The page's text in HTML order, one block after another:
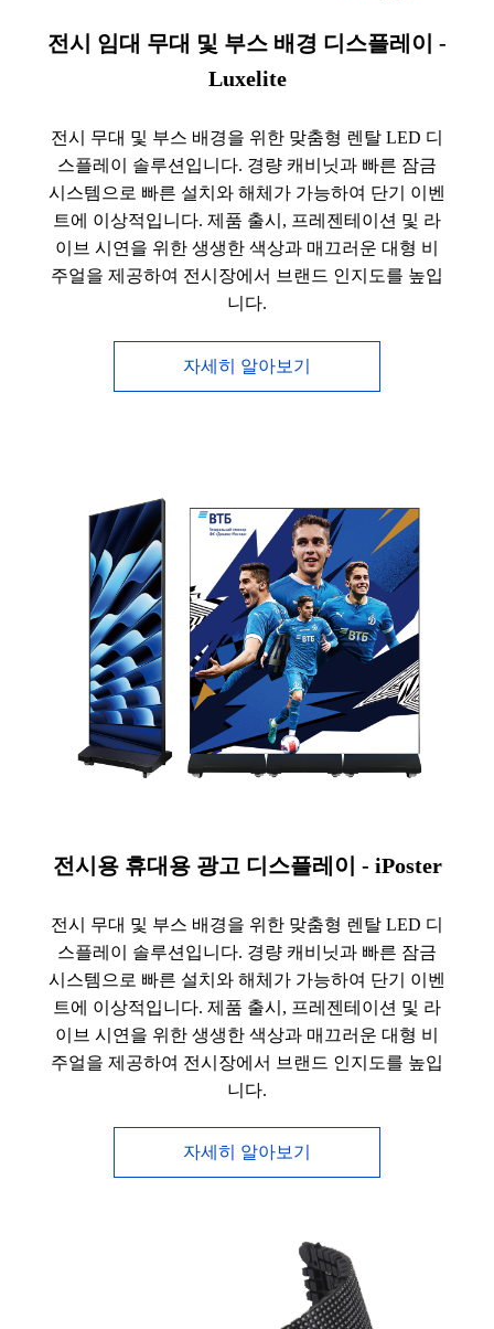
전시 임대 무대 및 부스 배경 디스플레이 -
Luxelite
전시 무대 및 부스 배경을 위한 맞춤형 렌탈 LED 디
스플레이 솔루션입니다. 경량 캐비닛과 빠른 잠금
시스템으로 빠른 설치와 해체가 가능하여 단기 이벤
트에 이상적입니다. 제품 출시, 프레젠테이션 및 라
이브 시연을 위한 생생한 색상과 매끄러운 대형 비
주얼을 제공하여 전시장에서 브랜드 인지도를 높입
니다.
자세히 알아보기
전시용 휴대용 광고 디스플레이 - iPoster
전시 무대 및 부스 배경을 위한 맞춤형 렌탈 LED 디
스플레이 솔루션입니다. 경량 캐비닛과 빠른 잠금
시스템으로 빠른 설치와 해체가 가능하여 단기 이벤
트에 이상적입니다. 제품 출시, 프레젠테이션 및 라
이브 시연을 위한 생생한 색상과 매끄러운 대형 비
주얼을 제공하여 전시장에서 브랜드 인지도를 높입
니다.
자세히 알아보기